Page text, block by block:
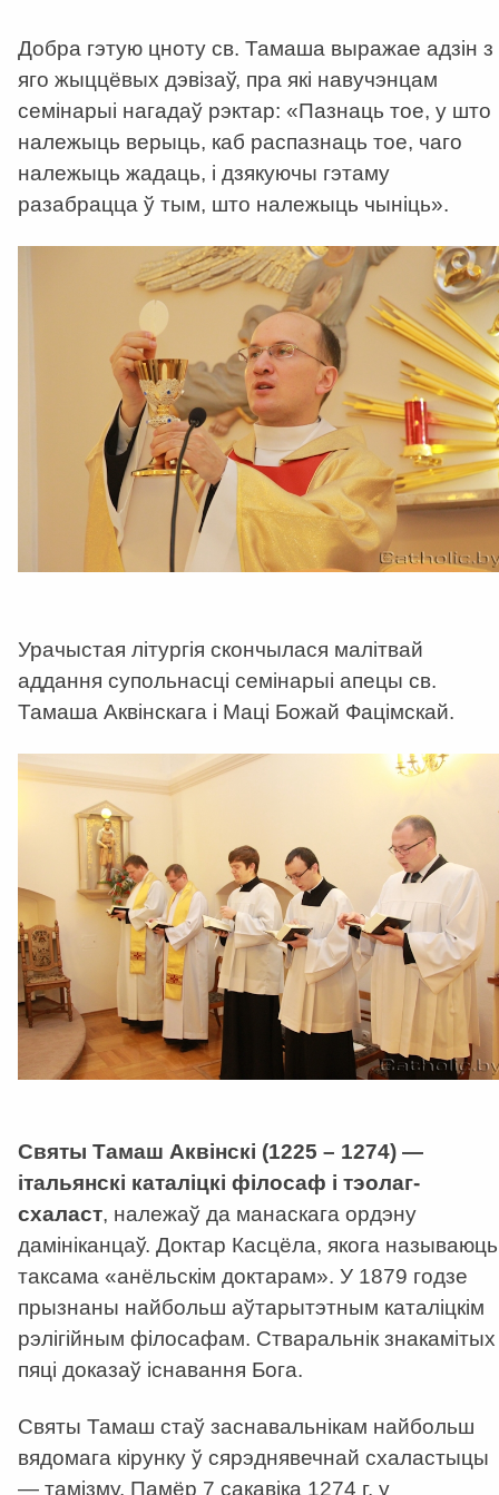
Добра гэтую цноту св. Тамаша выражае адзін з
яго жыццёвых дэвізаў, пра які навучэнцам
семінарыі нагадаў рэктар: «Пазнаць тое, у што
належыць верыць, каб распазнаць тое, чаго
належыць жадаць, і дзякуючы гэтаму
разабрацца ў тым, што належыць чыніць».
Урачыстая літургія скончылася малітвай
аддання супольнасці семінарыі апецы св.
Тамаша Аквінскага і Маці Божай Фацімскай.
Святы Тамаш Аквінскі (1225 – 1274) —
італьянскі каталіцкі філосаф і тэолаг-
схаласт, належаў да манаскага ордэну
дамініканцаў. Доктар Касцёла, якога называюць
таксама «анёльскім доктарам». У 1879 годзе
прызнаны найбольш аўтарытэтным каталіцкім
рэлігійным філосафам. Стваральнік знакамітых
пяці доказаў існавання Бога.
Святы Тамаш стаў заснавальнікам найбольш
вядомага кірунку ў сярэднявечнай схаластыцы
— тамізму. Памёр 7 сакавіка 1274 г. у